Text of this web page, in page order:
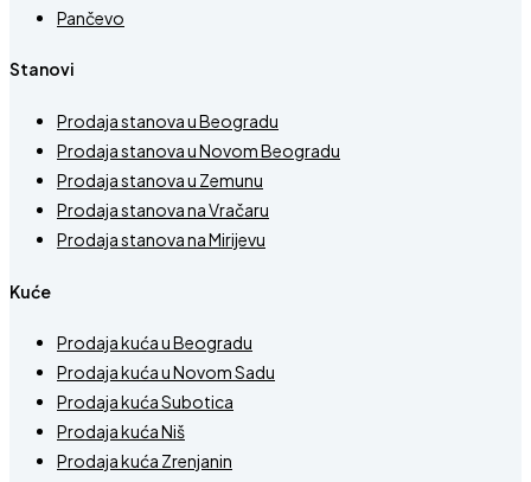
Pančevo
Stanovi
Prodaja stanova u Beogradu
Prodaja stanova u Novom Beogradu
Prodaja stanova u Zemunu
Prodaja stanova na Vračaru
Prodaja stanova na Mirijevu
Kuće
Prodaja kuća u Beogradu
Prodaja kuća u Novom Sadu
Prodaja kuća Subotica
Prodaja kuća Niš
Prodaja kuća Zrenjanin